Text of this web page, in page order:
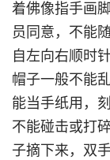
着佛像指手画
员同意，不能
自左向右顺时
帽子一般不能
能当手纸用，
不能碰击或打
子摘下来，双